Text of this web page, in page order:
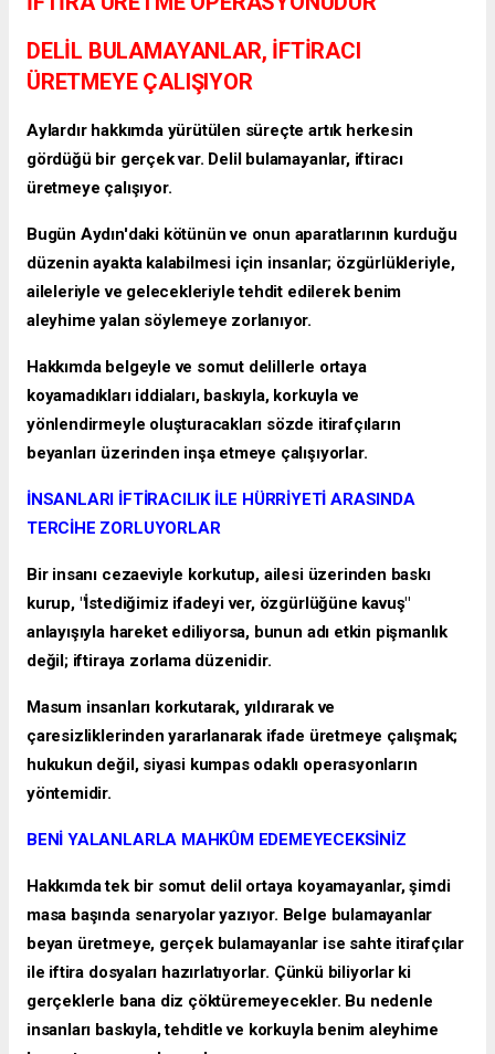
DELİL BULAMAYANLAR, İFTİRACI
ÜRETMEYE ÇALIŞIYOR
Aylardır hakkımda yürütülen süreçte artık herkesin
gördüğü bir gerçek var. Delil bulamayanlar, iftiracı
üretmeye çalışıyor.
Bugün Aydın'daki kötünün ve onun aparatlarının kurduğu
düzenin ayakta kalabilmesi için insanlar; özgürlükleriyle,
aileleriyle ve gelecekleriyle tehdit edilerek benim
aleyhime yalan söylemeye zorlanıyor.
Hakkımda belgeyle ve somut delillerle ortaya
koyamadıkları iddiaları, baskıyla, korkuyla ve
yönlendirmeyle oluşturacakları sözde itirafçıların
beyanları üzerinden inşa etmeye çalışıyorlar.
İNSANLARI İFTİRACILIK İLE HÜRRİYETİ ARASINDA
TERCİHE ZORLUYORLAR
Bir insanı cezaeviyle korkutup, ailesi üzerinden baskı
kurup, "İstediğimiz ifadeyi ver, özgürlüğüne kavuş"
anlayışıyla hareket ediliyorsa, bunun adı etkin pişmanlık
değil; iftiraya zorlama düzenidir.
Masum insanları korkutarak, yıldırarak ve
çaresizliklerinden yararlanarak ifade üretmeye çalışmak;
hukukun değil, siyasi kumpas odaklı operasyonların
yöntemidir.
BENİ YALANLARLA MAHKÛM EDEMEYECEKSİNİZ
Hakkımda tek bir somut delil ortaya koyamayanlar, şimdi
masa başında senaryolar yazıyor. Belge bulamayanlar
beyan üretmeye, gerçek bulamayanlar ise sahte itirafçılar
ile iftira dosyaları hazırlatıyorlar. Çünkü biliyorlar ki
gerçeklerle bana diz çöktüremeyecekler. Bu nedenle
insanları baskıyla, tehditle ve korkuyla benim aleyhime